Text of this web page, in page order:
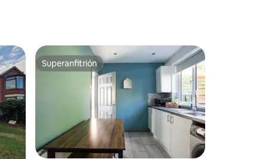
Superanfitrión
Superanfitrión